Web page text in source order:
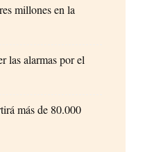
millones en la
las alarmas por el
más de 80.000